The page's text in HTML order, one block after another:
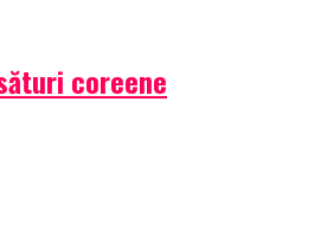
coreene